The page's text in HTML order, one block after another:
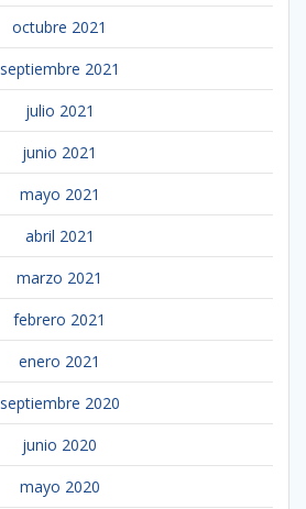
octubre 2021
septiembre 2021
julio 2021
junio 2021
mayo 2021
abril 2021
marzo 2021
febrero 2021
enero 2021
septiembre 2020
junio 2020
mayo 2020